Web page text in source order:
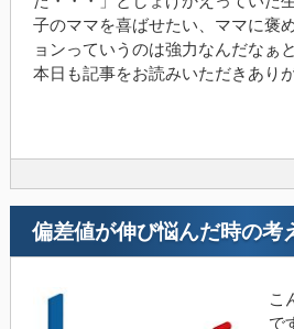
子のママを喜ばせたい、ママに褒
ョンっていうのは強力なんだなぁ
本日も記事をお読みいただきあり
偏差値が伸び悩んだ時の考
こ
で